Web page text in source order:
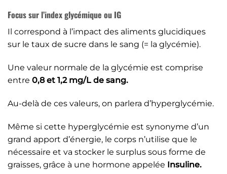
Focus sur l’index glycémique ou IG
Il correspond à l’impact des aliments glucidiques
sur le taux de sucre dans le sang (= la glycémie).
Une valeur normale de la glycémie est comprise
entre 0,8 et 1,2 mg/L de sang.
Au-delà de ces valeurs, on parlera d’hyperglycémie.
Même si cette hyperglycémie est synonyme d’un
grand apport d’énergie, le corps n’utilise que le
nécessaire et va stocker le surplus sous forme de
graisses, grâce à une hormone appelée Insuline.